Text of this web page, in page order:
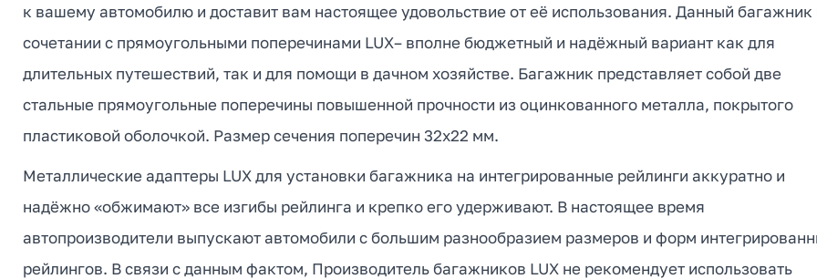
к вашему автомобилю и доставит вам настоящее удовольствие от её использования. Данный багажник
сочетании с прямоугольными поперечинами LUX– вполне бюджетный и надёжный вариант как для
длительных путешествий, так и для помощи в дачном хозяйстве. Багажник представляет собой две
стальные прямоугольные поперечины повышенной прочности из оцинкованного металла, покрытого
пластиковой оболочкой. Размер сечения поперечин 32х22 мм.
Металлические адаптеры LUX для установки багажника на интегрированные рейлинги аккуратно и
надёжно «обжимают» все изгибы рейлинга и крепко его удерживают. В настоящее время
автопроизводители выпускают автомобили с большим разнообразием размеров и форм
рейлингов. В связи с данным фактом, Производитель багажников LUX не рекомендует использовать